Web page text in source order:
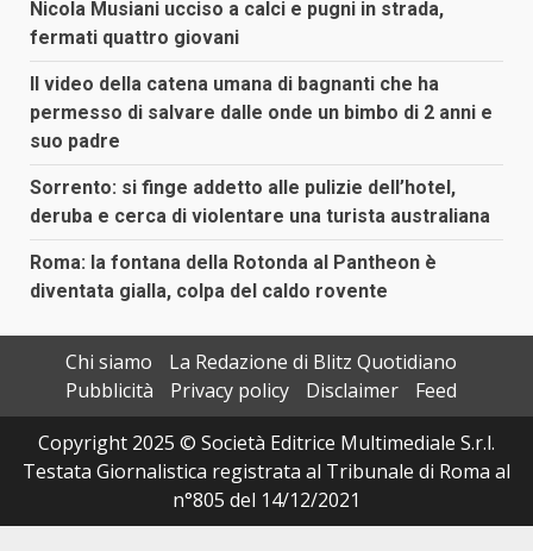
Nicola Musiani ucciso a calci e pugni in strada,
fermati quattro giovani
Il video della catena umana di bagnanti che ha
permesso di salvare dalle onde un bimbo di 2 anni e
suo padre
Sorrento: si finge addetto alle pulizie dell’hotel,
deruba e cerca di violentare una turista australiana
Roma: la fontana della Rotonda al Pantheon è
diventata gialla, colpa del caldo rovente
Chi siamo
La Redazione di Blitz Quotidiano
Pubblicità
Privacy policy Disclaimer
Feed
Copyright 2025 © Società Editrice Multimediale S.r.l.
Testata Giornalistica registrata al Tribunale di Roma al
n°805 del 14/12/2021